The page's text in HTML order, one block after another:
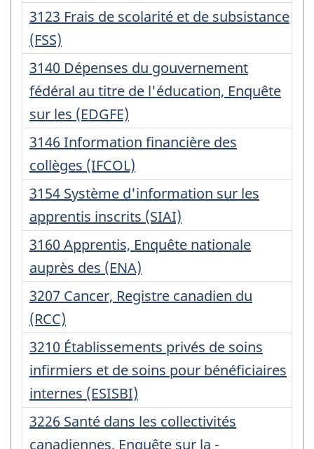
:
Numéro
d'enregistrement
:
3123 Frais de scolarité et de subsistance
(FSS)
Numéro
d'enregistrement
:
3140 Dépenses du gouvernement
fédéral au titre de l'éducation, Enquête
sur les (EDGFE)
Numéro
d'enregistrement
:
3146 Information financière des
collèges (IFCOL)
Numéro
d'enregistrement
:
3154 Système d'information sur les
apprentis inscrits (SIAI)
Numéro
d'enregistrement
:
3160 Apprentis, Enquête nationale
auprès des (ENA)
Numéro
d'enregistrement
:
3207 Cancer, Registre canadien du
(RCC)
Numéro
d'enregistrement
:
3210 Établissements privés de soins
infirmiers et de soins pour bénéficiaires
internes (ESISBI)
Numéro
d'enregistrement
3226 Santé dans les collectivités
canadiennes, Enquête sur la -